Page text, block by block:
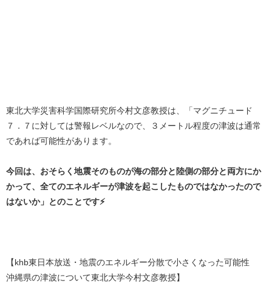
東北大学災害科学国際研究所今村文彦教授は、「マグニチュード
７．７に対しては警報レベルなので、３メートル程度の津波は通常
であれば可能性があります。
今回は、おそらく地震そのものが海の部分と陸側の部分と両方にか
かって、全てのエネルギーが津波を起こしたものではなかったので
はないか」とのことです⚡
【khb東日本放送・地震のエネルギー分散で小さくなった可能性
沖縄県の津波について東北大学今村文彦教授】